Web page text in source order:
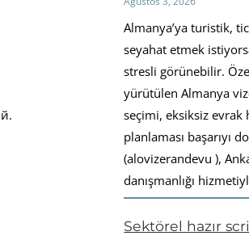
Almanya’ya turistik,
seyahat etmek
stresli görünebilir.
yürütülen Almanya
seçimi, eksiksiz evrak
planlaması başarıyı
(alovizerandevu ),
danışmanlığı
Sektörel hazır